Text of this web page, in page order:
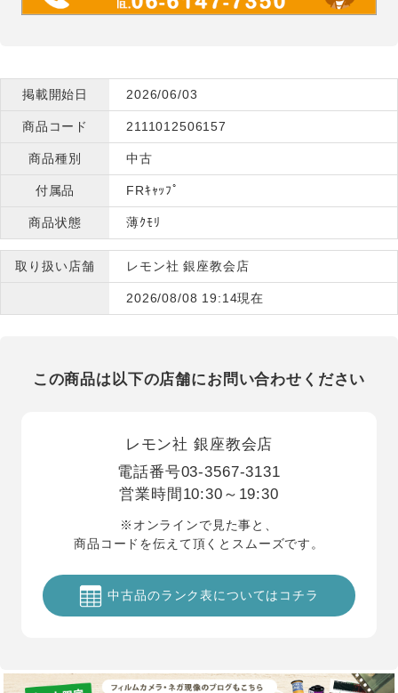
掲載開始日 2026/06/03
商品コード 2111012506157
商品種別 中古
付属品 FRｷｬｯﾌﾟ
商品状態 薄ｸﾓﾘ
取り扱い店舗 レモン社 銀座教会店
2026/08/08 19:14現在
この商品は以下の店舗にお問い合わせください
レモン社 銀座教会店
電話番号03-3567-3131
営業時間 10:30～19:30
※オンラインで見た事と、
商品コードを伝えて頂くとスムーズです。
中古品のランク表についてはコチラ